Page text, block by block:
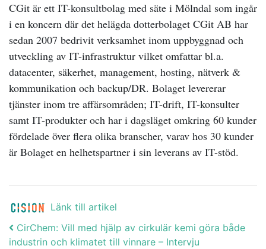
CGit är ett IT-konsultbolag med säte i Mölndal som ingår
i en koncern där det helägda dotterbolaget CGit AB har
sedan 2007 bedrivit verksamhet inom uppbyggnad och
utveckling av IT-infrastruktur vilket omfattar bl.a.
datacenter, säkerhet, management, hosting, nätverk &
kommunikation och backup/DR. Bolaget levererar
tjänster inom tre affärsområden; IT-drift, IT-konsulter
samt IT-produkter och har i dagsläget omkring 60 kunder
fördelade över flera olika branscher, varav hos 30 kunder
är Bolaget en helhetspartner i sin leverans av IT-stöd.
Länk till artikel
Post navigation
CirChem: Vill med hjälp av cirkulär kemi göra både
industrin och klimatet till vinnare – Intervju